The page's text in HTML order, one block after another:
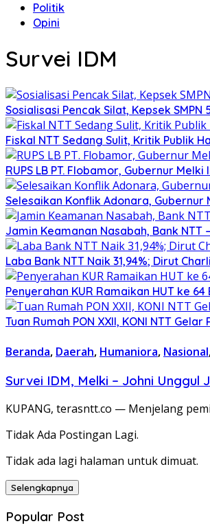
Politik
Opini
Survei IDM
Sosialisasi Pencak Silat, Kepsek
Fiskal NTT Sedang Sulit, Kritik Publik
RUPS LB PT. Flobamor, Gubernur
Selesaikan Konflik Adonara,
Jamin Keamanan Nasabah, Bank NTT
Laba Bank NTT Naik 31,94%; Dirut
Penyerahan KUR Ramaikan HUT ke
Tuan Rumah PON XXII, KONI NTT
Beranda, Daerah, Humaniora, Nasional
Survei IDM, Melki – Johni Unggul
KUPANG, terasntt.co — Menjelang
Tidak Ada Postingan Lagi.
Tidak ada lagi halaman untuk dimuat.
Selengkapnya
Popular Post